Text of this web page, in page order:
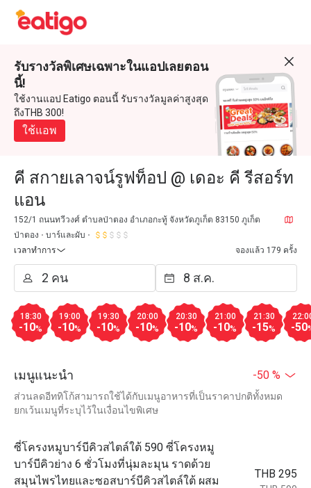
รับรางวัลพิเศษเฉพาะในแอปเลยตอน
นี้!
ใช้งานแอป Eatigo ตอนนี้ รับรางวัลมูลค่าสูงสุด
ถึงTHB 300!
ใช้แอพ
คี สกายเลาจน์รูฟท็อป @ เดอะ คี รีสอร์ท
แอน
152/1 ถนนทวีวงศ์ ตำบลป่าตอง อำเภอกะทู้ จังหวัดภูเก็ต 83150 ภูเก็ต
ป่าตอง
บาร์และผับ
เวลาทำการ
จองแล้ว 179 ครั้ง
18:30
-10%
19:00
-10%
19:30
-10%
20:00
-10%
20:30
-10%
21:00
-10%
21:30
-15% -50
เมนูแนะนำ -50 %
ส่วนลดอีททิโก้สามารถใช้ได้กับเมนูอาหารที่เป็นราคาปกติทั้งหมด
ยกเว้นเมนูที่ระบุไว้ในเงื่อนไขพิเศษ
ซี่โครงหมูบาร์บีคิวสไตล์ใต้ 590 ซี่โครงหมู
บาร์บีคิวย่าง 6 ชั่วโมงที่นุ่มละมุน ราดด้วย
สมุนไพรไทยและซอสบาร์บีคิวสไตล์ใต้ ผสม
THB 295